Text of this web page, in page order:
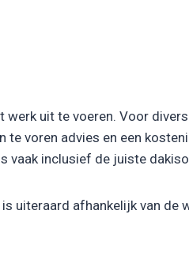
uit te voeren. Voor
voren advies en een
vaak inclusief de juiste
uiteraard afhankelijk van de